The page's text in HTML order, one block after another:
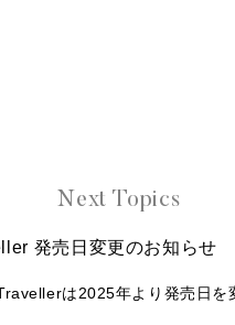
Next Topics
発売日変更のお知らせ
は2025年より発売日を